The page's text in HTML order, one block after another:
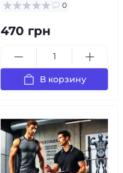
0
470 грн
В корзину